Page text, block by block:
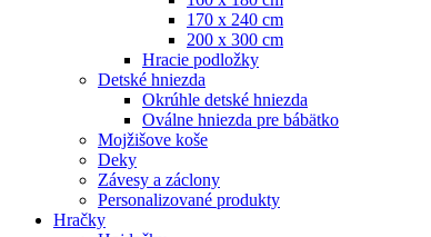
170 x 240 cm
200 x 300 cm
Hracie podložky
Detské hniezda
Okrúhle detské hniezda
Oválne hniezda pre bábätko
Mojžišove koše
Deky
Závesy a záclony
Personalizované produkty
Hračky